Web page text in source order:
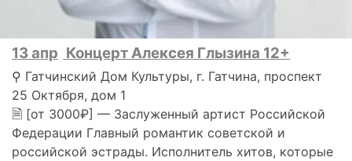
13 апр Концерт Алексея Глызина 12+
⚲ Гатчинский Дом Культуры, г. Гатчина, проспект
25 Октября, дом 1
🗎 [от 3000₽] — Заслуженный артист Российской
Федерации Главный романтик советской и
российской эстрады. Исполнитель хитов, которые